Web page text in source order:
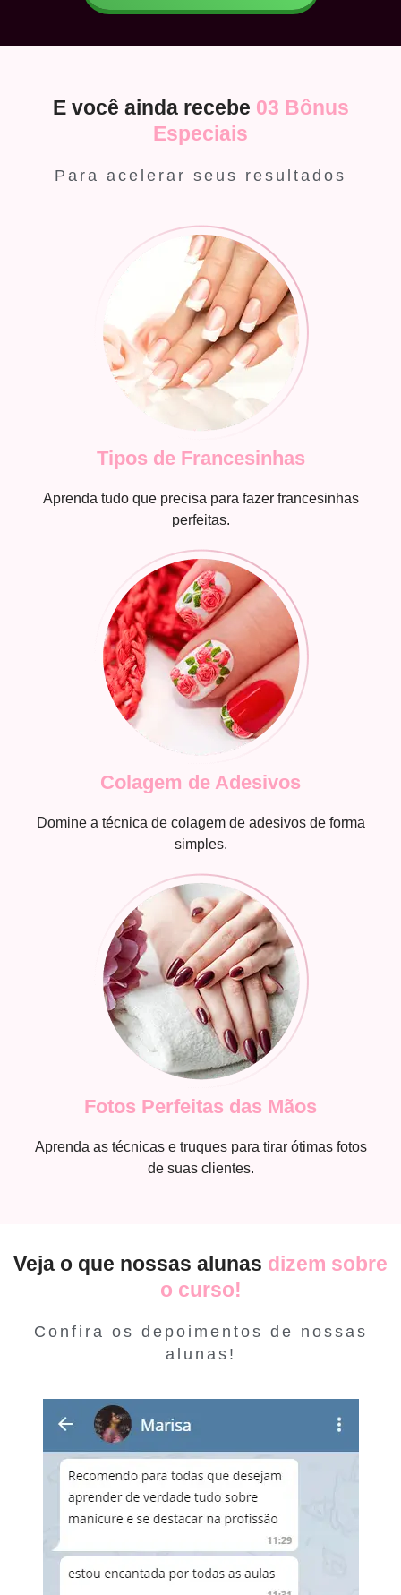
E você ainda recebe 03 Bônus
Especiais
Para acelerar seus resultados
Tipos de Francesinhas
Aprenda tudo que precisa para fazer francesinhas
perfeitas.
Colagem de Adesivos
Domine a técnica de colagem de adesivos de forma
simples.
Fotos Perfeitas das Mãos
Aprenda as técnicas e truques para tirar ótimas fotos
de suas clientes.
Veja o que nossas alunas dizem sobre
o curso!
Confira os depoimentos de nossas
alunas!